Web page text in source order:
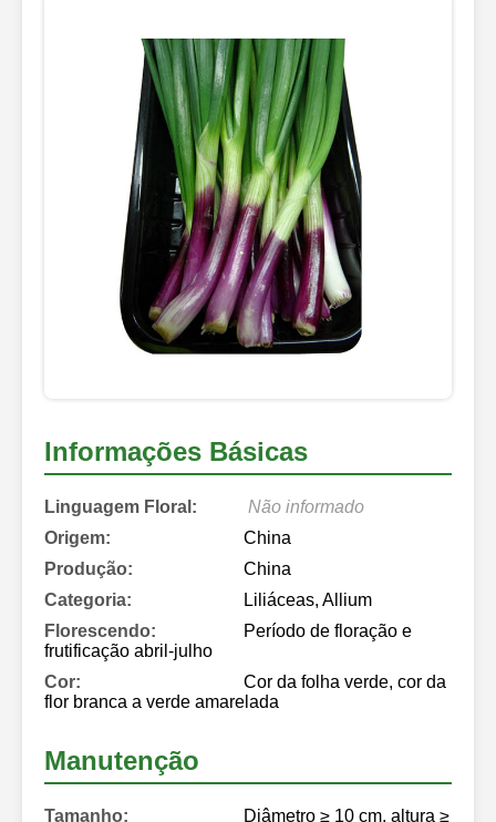
Informações Básicas
Linguagem Floral:
Não informado
Origem:
China
Produção:
China
Categoria:
Liliáceas, Allium
Florescendo:
Período de floração e
frutificação abril-julho
Cor:
Cor da folha verde, cor da
flor branca a verde amarelada
Manutenção
Tamanho:
Diâmetro ≥ 10 cm, altura ≥